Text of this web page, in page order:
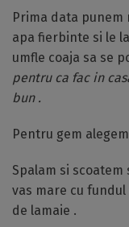
Prima data punem
apa fierbinte si le
umfle coaja sa se
pentru ca fac in
bun .
Pentru gem
Spalam si
vas mare cu
de lamaie .